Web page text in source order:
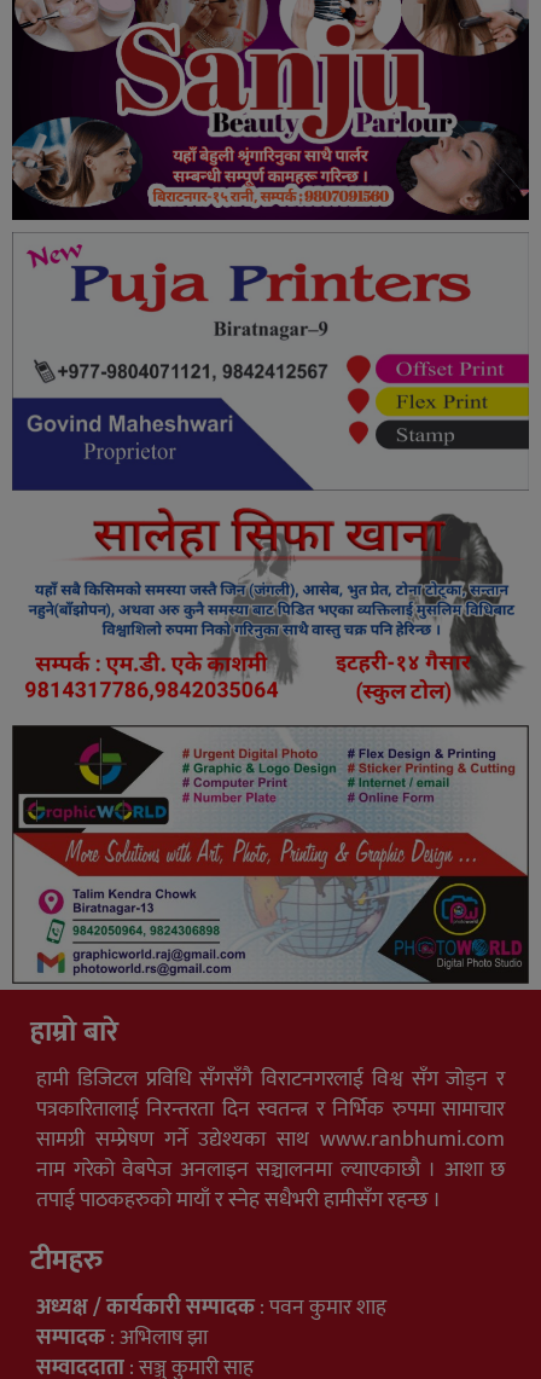
हाम्रो बारे
हामी डिजिटल प्रविधि सँगसँगै विराटनगरलाई विश्व सँग जोड्न र
पत्रकारितालाई निरन्तरता दिन स्वतन्त्र र निर्भिक रुपमा सामाचार
सामग्री सम्प्रेषण गर्ने उद्येश्यका साथ www.ranbhumi.com
नाम गरेको वेबपेज अनलाइन सञ्चालनमा ल्याएकाछौ । आशा छ
तपाई पाठकहरुको मायाँ र स्नेह सधैभरी हामीसँग रहन्छ ।
टीमहरु
अध्यक्ष / कार्यकारी सम्पादक: पवन कुमार शाह
सम्पादक: अभिलाष झा
सम्वाददाता: सञ्जु कुमारी साह